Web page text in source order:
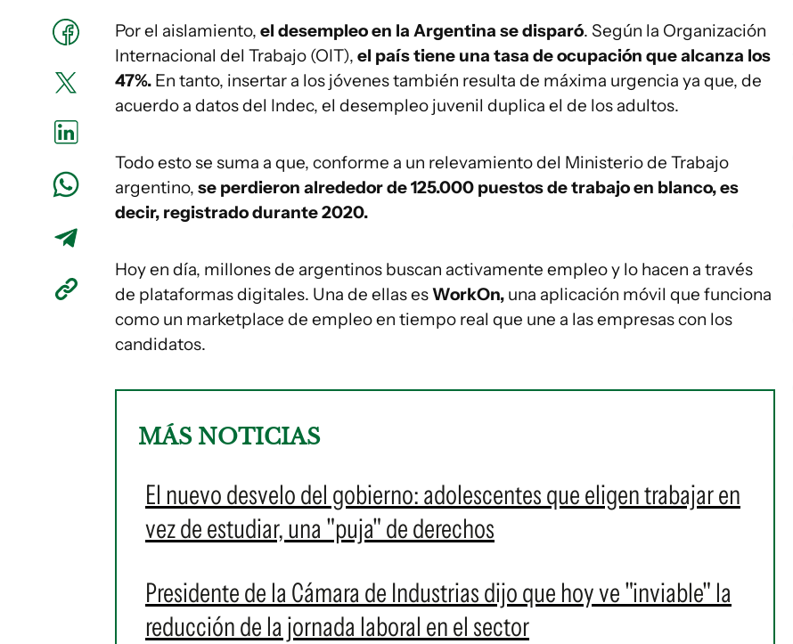
Por el aislamiento, el desempleo en la Argentina se disparó. Según la Organización
Internacional del Trabajo (OIT), el país tiene una tasa de ocupación que alcanza los
47%. En tanto, insertar a los jóvenes también resulta de máxima urgencia ya que, de
acuerdo a datos del Indec, el desempleo juvenil duplica el de los adultos.
Todo esto se suma a que, conforme a un relevamiento del Ministerio de Trabajo
argentino, se perdieron alrededor de 125.000 puestos de trabajo en blanco, es
decir, registrado durante 2020.
Hoy en día, millones de argentinos buscan activamente empleo y lo hacen a través
de plataformas digitales. Una de ellas esWorkOn, una aplicación móvil que funciona
como un marketplace de empleo en tiempo real que une a las empresas con los
candidatos.
MÁS NOTICIAS
El nuevo desvelo del gobierno: adolescentes que eligen trabajar en
vez de estudiar, una "puja" de derechos
Presidente de la Cámara de Industrias dijo que hoy ve "inviable" la
reducción de la jornada laboral en el sector